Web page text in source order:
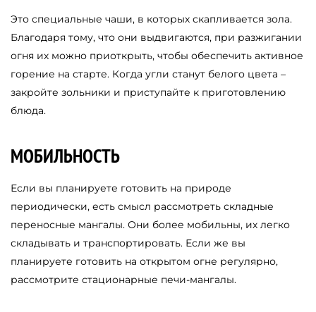
Это специальные чаши, в которых скапливается зола.
Благодаря тому, что они выдвигаются, при разжигании
огня их можно приоткрыть, чтобы обеспечить активное
горение на старте. Когда угли станут белого цвета –
закройте зольники и приступайте к приготовлению
блюда.
МОБИЛЬНОСТЬ
Если вы планируете готовить на природе
периодически, есть смысл рассмотреть складные
переносные мангалы. Они более мобильны, их легко
складывать и транспортировать. Если же вы
планируете готовить на открытом огне регулярно,
рассмотрите стационарные печи-мангалы.